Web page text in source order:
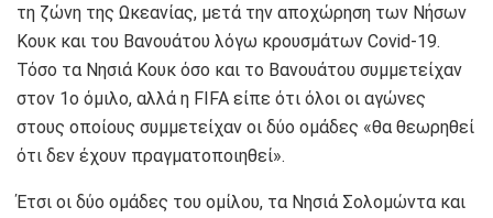
τη ζώνη της Ωκεανίας, μετά την αποχώρηση των Νήσων
Κουκ και του Βανουάτου λόγω κρουσμάτων Covid-19.
Τόσο τα Νησιά Κουκ όσο και το Βανουάτου συμμετείχαν
στον 1ο όμιλο, αλλά η FIFA είπε ότι όλοι οι αγώνες
στους οποίους συμμετείχαν οι δύο ομάδες «θα θεωρηθεί
ότι δεν έχουν πραγματοποιηθεί».
Έτσι οι δύο ομάδες του ομίλου, τα Νησιά Σολομώντα και